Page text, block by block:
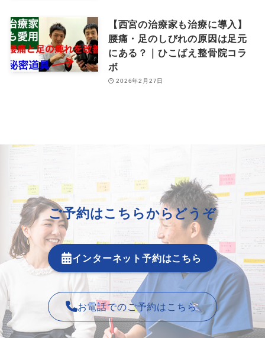
【西宮の治療家も治療に導入】
腰痛・足のしびれの原因は足元
にある？｜ひこばえ整骨院コラ
ボ
2026年2月27日
ご予約はこちらからどうぞ
インターネット予約はこちら
お電話でのご予約はこちら